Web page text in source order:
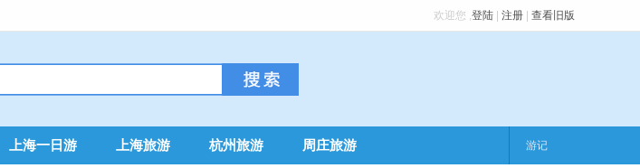
欢迎您 ,登陆 注册 查看旧版
上海一日游 上海旅游 杭州旅游 周庄旅游 游记